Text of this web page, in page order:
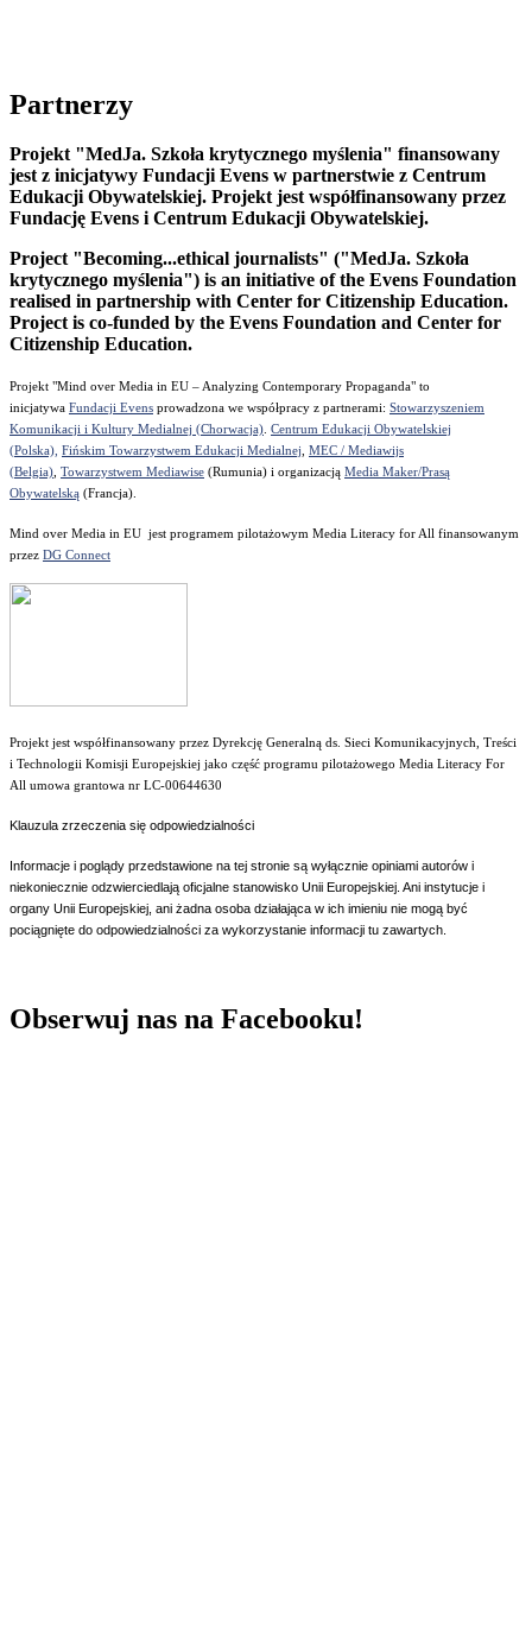
Partnerzy
Projekt "MedJa. Szkoła krytycznego myślenia" finansowany
jest z inicjatywy Fundacji Evens w partnerstwie z Centrum
Edukacji Obywatelskiej. Projekt jest współfinansowany przez
Fundację Evens i Centrum Edukacji Obywatelskiej.
Project "Becoming...ethical journalists" ("MedJa. Szkoła
krytycznego myślenia") is an initiative of the Evens Foundation
realised in partnership with Center for Citizenship Education.
Project is co-funded by the Evens Foundation and Center for
Citizenship Education.
Projekt "Mind over Media in EU – Analyzing Contemporary Propaganda" to
inicjatywa Fundacji Evens prowadzona we współpracy z partnerami: Stowarzyszeniem
Komunikacji i Kultury Medialnej (Chorwacja). Centrum Edukacji Obywatelskiej
(Polska), Fińskim Towarzystwem Edukacji Medialnej, MEC / Mediawijs
(Belgia), Towarzystwem Mediawise (Rumunia) i organizacją Media Maker/Prasą
Obywatelską (Francja).
Mind over Media in EU jest programem pilotażowym Media Literacy for All finansowanym
przez DG Connect
Projekt jest współfinansowany przez Dyrekcję Generalną ds. Sieci Komunikacyjnych, Treści
i Technologii Komisji Europejskiej jako część programu pilotażowego Media Literacy For
All umowa grantowa nr LC-00644630
Klauzula zrzeczenia się odpowiedzialności
Informacje i poglądy przedstawione na tej stronie są wyłącznie opiniami autorów i
niekoniecznie odzwierciedlają oficjalne stanowisko Unii Europejskiej. Ani instytucje i
organy Unii Europejskiej, ani żadna osoba działająca w ich imieniu nie mogą być
pociągnięte do odpowiedzialności za wykorzystanie informacji tu zawartych.
Obserwuj nas na Facebooku!